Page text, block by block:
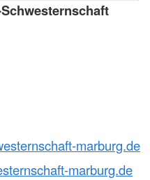
marburg.de
marburg.de